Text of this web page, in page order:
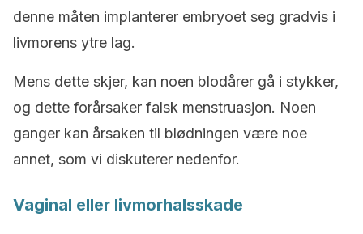
denne måten implanterer embryoet seg gradvis i
livmorens ytre lag.
Mens dette skjer, kan noen blodårer gå i stykker,
og dette forårsaker falsk menstruasjon. Noen
ganger kan årsaken til blødningen være noe
annet, som vi diskuterer nedenfor.
Vaginal eller livmorhalsskade